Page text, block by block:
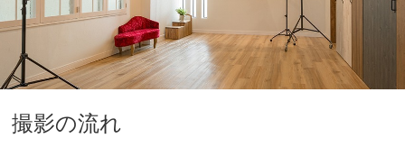
撮影の流れ